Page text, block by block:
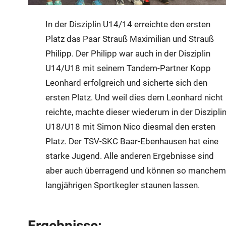
In der Disziplin U14/14 erreichte den ersten
Platz das Paar Strauß Maximilian und Strauß
Philipp. Der Philipp war auch in der Disziplin
U14/U18 mit seinem Tandem-Partner Kopp
Leonhard erfolgreich und sicherte sich den
ersten Platz. Und weil dies dem Leonhard nicht
reichte, machte dieser wiederum in der Disziplin
U18/U18 mit Simon Nico diesmal den ersten
Platz. Der TSV-SKC Baar-Ebenhausen hat eine
starke Jugend. Alle anderen Ergebnisse sind
aber auch überragend und können so manchem
langjährigen Sportkegler staunen lassen.